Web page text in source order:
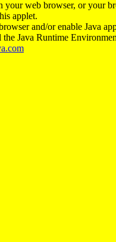
your web browser, or your
applet.
and/or enable Java
Java Runtime